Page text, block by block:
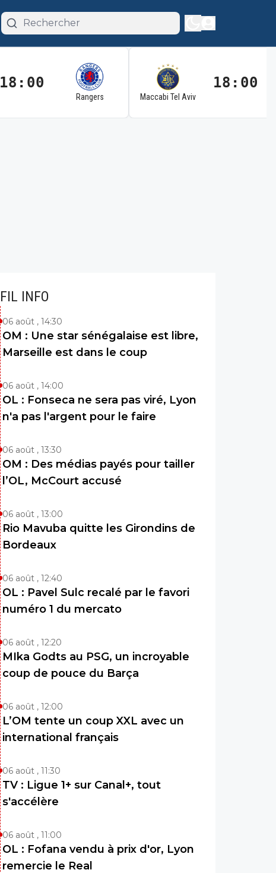
18:00
Rangers Maccabi Tel Aviv
18:00
FIL INFO
06 août , 14:30
OM : Une star sénégalaise est libre,
Marseille est dans le coup
06 août , 14:00
OL : Fonseca ne sera pas viré, Lyon
n'a pas l'argent pour le faire
06 août , 13:30
OM : Des médias payés pour tailler
l’OL, McCourt accusé
06 août , 13:00
Rio Mavuba quitte les Girondins de
Bordeaux
06 août , 12:40
OL : Pavel Sulc recalé par le favori
numéro 1 du mercato
06 août , 12:20
MIka Godts au PSG, un incroyable
coup de pouce du Barça
06 août , 12:00
L’OM tente un coup XXL avec un
international français
06 août , 11:30
TV : Ligue 1+ sur Canal+, tout
s'accélère
06 août , 11:00
OL : Fofana vendu à prix d'or, Lyon
remercie le Real